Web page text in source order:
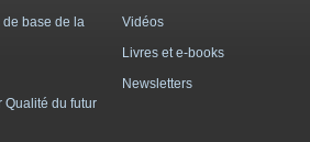
de base de la
Qualité du futur
Vidéos
Livres et e-books
Newsletters